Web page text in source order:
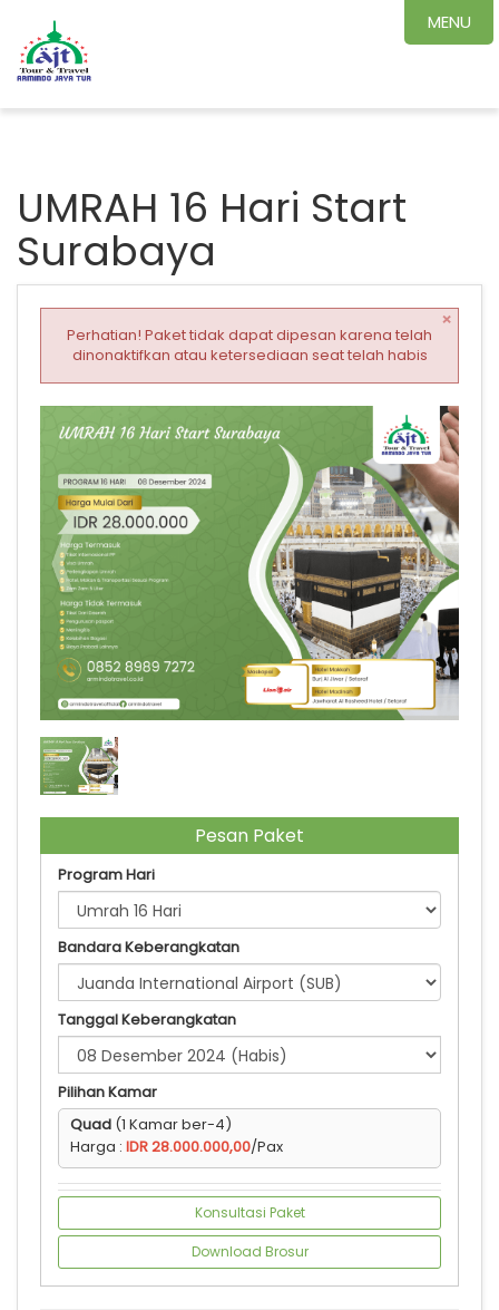
UMRAH 16 Hari Start
Surabaya
Perhatian! Paket tidak dapat dipesan karena telah
dinonaktifkan atau ketersediaan seat telah habis
×
UMRAH 16 Hari Start Surabaya
Pesan Paket
Program Hari
Bandara Keberangkatan
Tanggal Keberangkatan
Pilihan Kamar
Quad (1 Kamar ber-4)
Harga : IDR 28.000.000,00/Pax
Konsultasi Paket
Download Brosur
MENU